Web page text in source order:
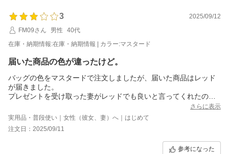
3
2025/09/12
FM09さん
男性
40代
在庫・納期情報:在庫・納期情報 | カラー:マスタード
届いた商品の色が違ったけど。
バッグの色をマスタードで注文しましたが、届いた商品はレッド
が届きました。
プレゼントを受け取った妻がレッドでも良いと言ってくれたので
よかったのですが、本来はあり得ないミスかと思います。商品は
良いと思います。
さらに表示
実用品・普段使い｜女性（彼女、妻）へ｜はじめて
注文日：2025/09/11
参考になった